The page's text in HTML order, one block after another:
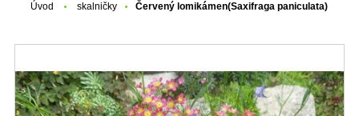
Úvod skalničky Červený lomikámen(Saxifraga paniculata)